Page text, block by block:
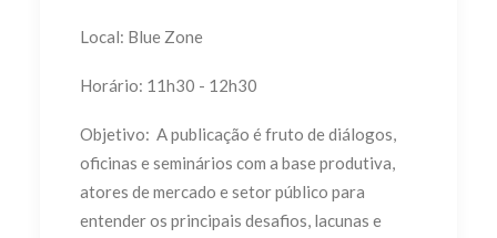
Local: Blue Zone
Horário: 11h30 - 12h30
Objetivo: A publicação é fruto de diálogos,
oficinas e seminários com a base produtiva,
atores de mercado e setor público para
entender os principais desafios, lacunas e